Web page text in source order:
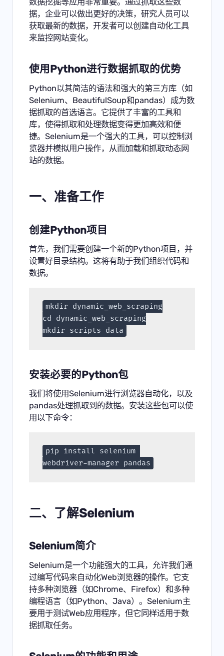
数据挖掘等应用非常重要。通过抓取这些数
据，企业可以做出更好的决策，研究人员可以
获取最新的数据，开发者可以创建自动化工具
来监控网站变化。
使用Python进行数据抓取的优势
Python以其简洁的语法和强大的第三方库（如
Selenium、BeautifulSoup和pandas）成为数
据抓取的首选语言。它提供了丰富的工具和
库，使得抓取和处理数据变得更加高效和便
捷。Selenium是一个强大的工具，可以控制浏
览器并模拟用户操作，从而加载和抓取动态网
站的数据。
一、准备工作
创建Python项目
首先，我们需要创建一个新的Python项目，并
设置好目录结构。这将有助于我们组织代码和
数据。
mkdir dynamic_web_scraping
cd dynamic_web_scraping
mkdir scripts data
安装必要的Python包
我们将使用Selenium进行浏览器自动化，以及
pandas处理抓取到的数据。安装这些包可以使
用以下命令：
pip install selenium
webdriver-manager pandas
二、了解Selenium
Selenium简介
Selenium是一个功能强大的工具，允许我们通
过编写代码来自动化Web浏览器的操作。它支
持多种浏览器（如Chrome、Firefox）和多种
编程语言（如Python、Java）。Selenium主
要用于测试Web应用程序，但它同样适用于数
据抓取任务。